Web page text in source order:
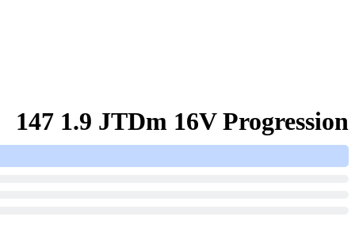
147 1.9 JTDm 16V Progression